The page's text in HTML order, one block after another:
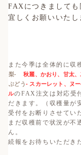
FAXにつきましても
宜しくお願いいたし
また今季は全体的に収
梨-
秋麗、かおり、甘太
ぶどう- スカーレット、ヌ
ルのFAX注文は対応受
だきます。（収穫量が
受付をお断りさせてい
まだ収穫前で状況が不
ん。
続報をお待ちいただき